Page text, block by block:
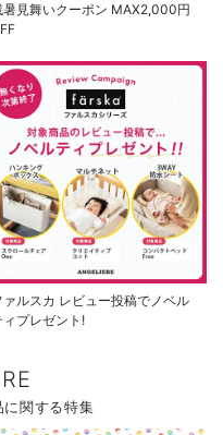
暑見舞いクーポン MAX2,000円
ァルスカ レビュー投稿でノベル
ィプレゼント!
関する特集